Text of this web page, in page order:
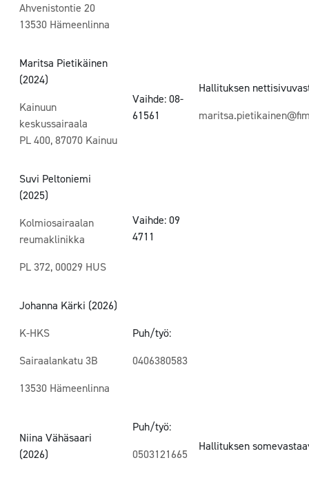
Ahvenistontie 20
13530 Hämeenlinna
Maritsa Pietikäinen
(2024)
Kainuun
keskussairaala
PL 400, 87070 Kainuu
Vaihde: 08-
61561
Hallituksen
Suvi Peltoniemi
(2025)
Kolmiosairaalan
reumaklinikka
PL 372, 00029 HUS
Vaihde:09
4711
Johanna Kärki (2026)
K-HKS
Sairaalankatu 3B
13530 Hämeenlinna
Puh/työ:
0406380583
Niina Vähäsaari
(2026)
Puh/työ:
0503121665
Hallituksen